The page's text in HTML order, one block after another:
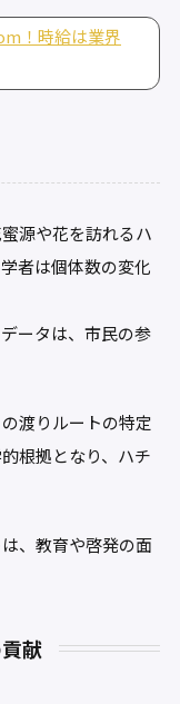
！時給は業界
源や花を訪れるハ
者は個体数の変化
ータは、市民の参
渡りルートの特定
根拠となり、ハチ
、教育や啓発の面
献